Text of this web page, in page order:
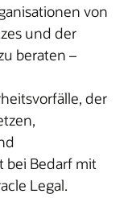
von
und der
beraten –
der
Bedarf mit
Legal.